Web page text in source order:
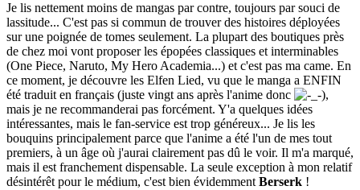
Je lis nettement moins de mangas par contre, toujours par souci de
lassitude... C'est pas si commun de trouver des histoires déployées
sur une poignée de tomes seulement. La plupart des boutiques près
de chez moi vont proposer les épopées classiques et interminables
(One Piece, Naruto, My Hero Academia...) et c'est pas ma came. En
ce moment, je découvre les Elfen Lied, vu que le manga a ENFIN
été traduit en français (juste vingt ans après l'anime donc
),
mais je ne recommanderai pas forcément. Y'a quelques idées
intéressantes, mais le fan-service est trop généreux... Je lis les
bouquins principalement parce que l'anime a été l'un de mes tout
premiers, à un âge où j'aurai clairement pas dû le voir. Il m'a marqué,
mais il est franchement dispensable. La seule exception à mon relatif
désintérêt pour le médium, c'est bien évidemment Berserk !